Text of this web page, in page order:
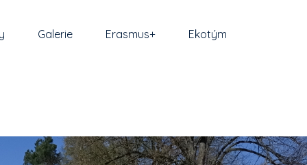
Galerie Erasmus+ Ekotým